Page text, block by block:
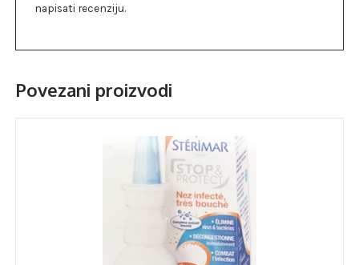
napisati recenziju.
Povezani proizvodi